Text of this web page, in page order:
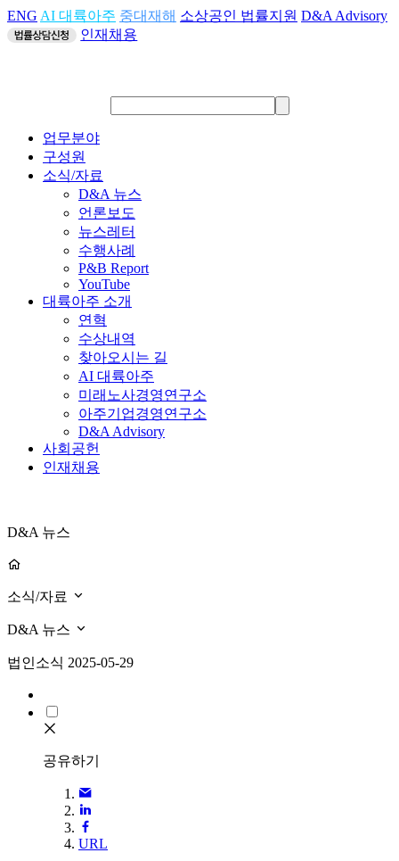
ENG AI 대륙아주 중대재해 소상공인 법률지원 D&A Advisory
인재채용
업무분야
구성원
소식/자료
D&A 뉴스
언론보도
뉴스레터
수행사례
P&B Report
YouTube
대륙아주 소개
연혁
수상내역
찾아오시는 길
AI 대륙아주
미래노사경영연구소
아주기업경영연구소
D&A Advisory
사회공헌
인재채용
D&A 뉴스
소식/자료
D&A 뉴스
법인소식 2025-05-29
공유하기
URL